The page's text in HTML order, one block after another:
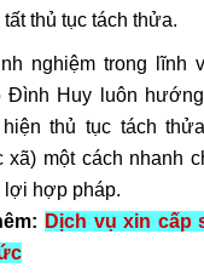
thủ tục tách thửa.
nghiệm trong lĩnh
Đình Huy luôn
thủ tục tách
xã) một cách nhanh
lợi hợp pháp.
Dịch vụ xin cấp